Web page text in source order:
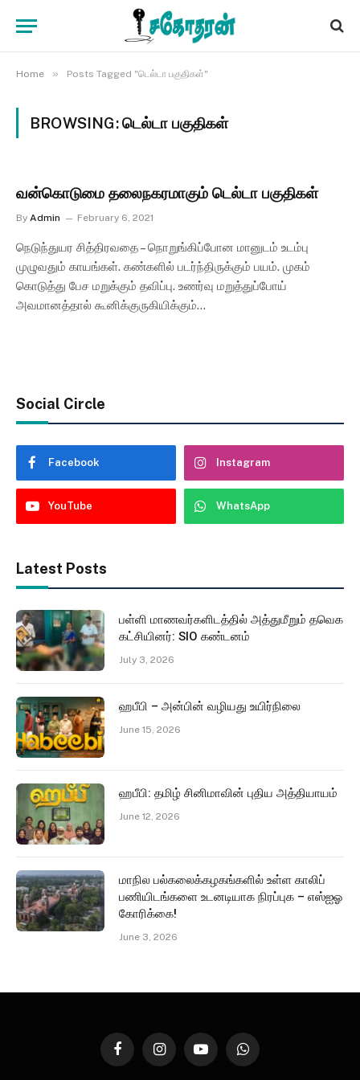
Home » Posts Tagged "டெல்டா பகுதிகள்"
BROWSING:டெல்டா பகுதிகள்
வன்கொடுமை தலைநகரமாகும் டெல்டா பகுதிகள்
By Admin February 6, 2021
நெடுந்துயர சித்திரவதை – நொறுங்கிப்போன மானுடம் உடம்பு
முழுவதும் காயங்கள். கண்களில் படர்ந்திருக்கும் பயம். முகம்
கொடுத்து பேச மறுக்கும் தவிப்பு. உணர்வு மறுத்துப்போய்
அவமானத்தால் கூனிக்குருகியிக்கும்…
Social Circle
Facebook Instagram
YouTube WhatsApp
Latest Posts
பள்ளி மாணவர்களிடத்தில் அத்துமீறும் தவெக
கட்சியினர்: SIO கண்டனம்
July 3, 2026
ஹபீபி – அன்பின் வழியது உயிர்நிலை
June 15, 2026
ஹபீபி: தமிழ் சினிமாவின் புதிய அத்தியாயம்
June 12, 2026
மாநில பல்கலைக்கழகங்களில் உள்ள காலிப்
பணியிடங்களை உடனடியாக நிரப்புக – எஸ்ஐஓ
கோரிக்கை!
June 3, 2026
FacebookInstagramYouTubeWhatsApp